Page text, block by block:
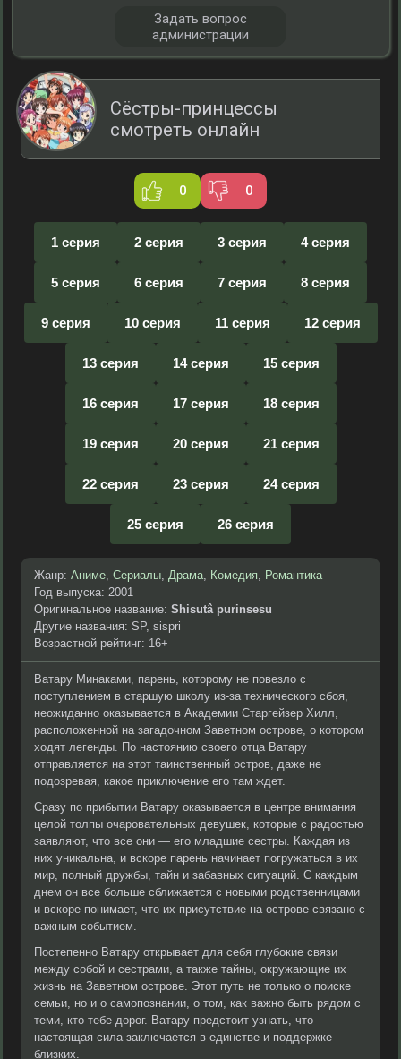
Сёстры-принцессы
смотреть онлайн
0 0
1 серия 2 серия 3 серия 4 серия
5 серия 6 серия 7 серия 8 серия
9 серия 10 серия 11 серия 12 серия
13 серия 14 серия 15 серия
16 серия 17 серия 18 серия
19 серия 20 серия 21 серия
22 серия 23 серия 24 серия
25 серия 26 серия
Жанр: Аниме, Сериалы, Драма, Комедия, Романтика
Год выпуска: 2001
Оригинальное название: Shisutâ purinsesu
Другие названия: SP, sispri
Возрастной рейтинг: 16+
Ватару Минаками, парень, которому не повезло с
поступлением в старшую школу из-за технического сбоя,
неожиданно оказывается в Академии Старгейзер Хилл,
расположенной на загадочном Заветном острове, о котором
ходят легенды. По настоянию своего отца Ватару
отправляется на этот таинственный остров, даже не
подозревая, какое приключение его там ждет.
Сразу по прибытии Ватару оказывается в центре внимания
целой толпы очаровательных девушек, которые с радостью
заявляют, что все они — его младшие сестры. Каждая из
них уникальна, и вскоре парень начинает погружаться в их
мир, полный дружбы, тайн и забавных ситуаций. С каждым
днем он все больше сближается с новыми родственницами
и вскоре понимает, что их присутствие на острове связано с
важным событием.
Постепенно Ватару открывает для себя глубокие связи
между собой и сестрами, а также тайны, окружающие их
жизнь на Заветном острове. Этот путь не только о поиске
семьи, но и о самопознании, о том, как важно быть рядом с
теми, кто тебе дорог. Ватару предстоит узнать, что
настоящая сила заключается в единстве и поддержке
близких.
Задать вопрос
администрации